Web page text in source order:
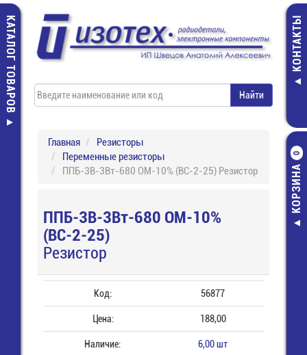
КАТАЛОГ ТОВАРОВ КОНТАКТЫ
КОРЗИНА
0
Главная
Резисторы
Переменные резисторы
ППБ-3В-3Вт-680 ОМ-10% (ВС-2-25) Резистор
ППБ-3В-3Вт-680 ОМ-10%
(ВС-2-25)
Резистор
Код: 56877
Цена: 188,00
Наличие: 6,00 шт